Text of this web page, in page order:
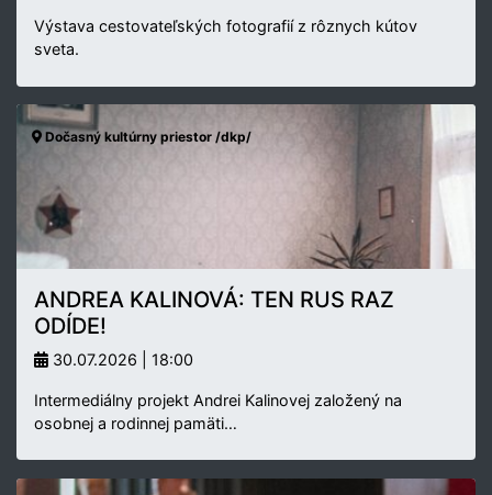
Výstava cestovateľských fotografií z rôznych kútov
sveta.
Dočasný kultúrny priestor /dkp/
ANDREA KALINOVÁ: TEN RUS RAZ
ODÍDE!
30.07.2026 | 18:00
Intermediálny projekt Andrei Kalinovej založený na
osobnej a rodinnej pamäti…